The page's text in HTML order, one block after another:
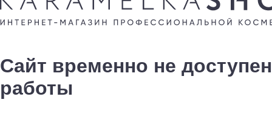
Сайт временно не
работы